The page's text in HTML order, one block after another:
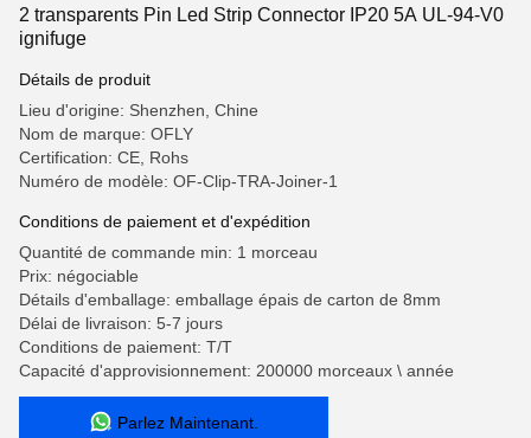
2 transparents Pin Led Strip Connector IP20 5A UL-94-V0
ignifuge
Détails de produit
Lieu d'origine: Shenzhen, Chine
Nom de marque: OFLY
Certification: CE, Rohs
Numéro de modèle: OF-Clip-TRA-Joiner-1
Conditions de paiement et d'expédition
Quantité de commande min: 1 morceau
Prix: négociable
Détails d'emballage: emballage épais de carton de 8mm
Délai de livraison: 5-7 jours
Conditions de paiement: T/T
Capacité d'approvisionnement: 200000 morceaux \ année
Parlez Maintenant.